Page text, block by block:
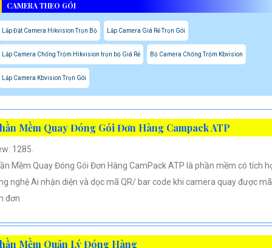
CAMERA THEO GÓI
Lắp Đặt Camera Hikvision Trọn Bộ Lắp Camera Giá Rẻ Trọn Gói
Lắp Camera Chống Trộm Hikvision trọn bộ Giá Rẻ Bộ Camera Chống Trộm Kbvision
Lắp Camera Kbvision Trọn Gói
Mềm Quay Đóng Gói Đơn Hàng Campack ATP
1285.
Mềm Quay Đóng Gói Đơn Hàng CamPack ATP là phần mềm có tích
nghệ Ai nhận diện và dọc mã QR/ bar code khi camera quay được mã
đơn
Mềm Quản Lý Đóng Hàng